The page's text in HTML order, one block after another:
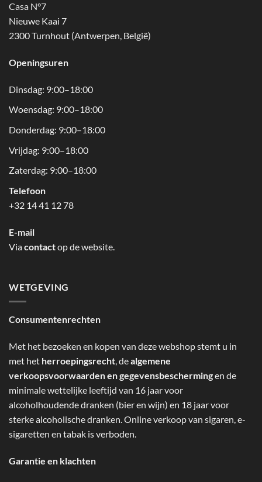
Casa N°7
Nieuwe Kaai 7
2300 Turnhout (Antwerpen, België)
Openingsuren
Dinsdag: 9:00–18:00
Woensdag: 9:00–18:00
Donderdag: 9:00–18:00
Vrijdag: 9:00–18:00
Zaterdag: 9:00–18:00
Telefoon
+32 14 41 12 78
E-mail
Viacontactop de website.
WETGEVING
Consumentenrechten
Met het bezoeken en kopen van deze webshop stemt u in
met het herroepingsrecht , dealgemene
verkoopsvoorwaarden en gegevensbeschermingen de
minimale wettelijke leeftijd van 16 jaar voor
alcoholhoudende dranken (bier en wijn) en 18 jaar voor
sterke alcoholische dranken. Online verkoop van sigaren, e-
sigaretten en tabak is verboden.
Garantie en klachten